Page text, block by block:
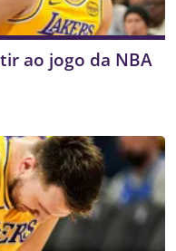
ao jogo da NBA